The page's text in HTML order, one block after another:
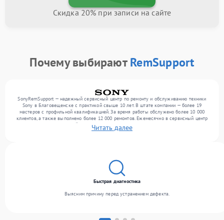
Скидка 20% при записи на сайте
Почему выбираютRemSupport
SonyRemSupport — надежный сервисный центр по ремонту и обслуживанию техники
Sony в Благовещенске с практикой свыше 10 лет. В штате компании — более 19
мастеров с профильной квалификацией. За время работы обслужено более 10 000
клиентов, а также выполнено более 12 000 ремонтов. Ежемесячно в сервисный центр
поступает более 300 устройств, включая , , . Мы выполняем ремонт различного уровня
сложности и предлагаем стабильный уровень сервиса благодаря опыту команды.
Читать далее
Быстрая диагностика
Выясним причину перед устранением дефекта.